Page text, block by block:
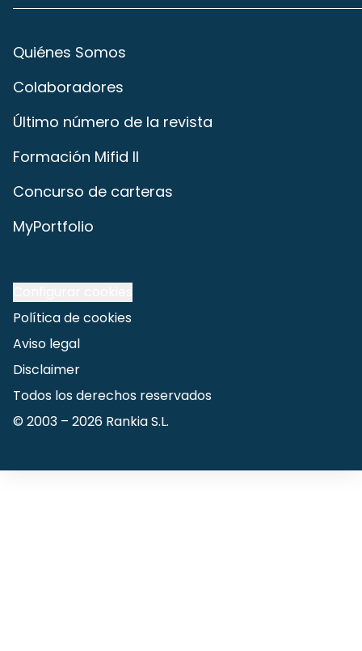
Quiénes Somos
Colaboradores
Último número de la revista
Formación Mifid II
Concurso de carteras
MyPortfolio
Política de cookies
Aviso legal
Disclaimer
Todos los derechos reservados
© 2003 – 2026 Rankia S.L.